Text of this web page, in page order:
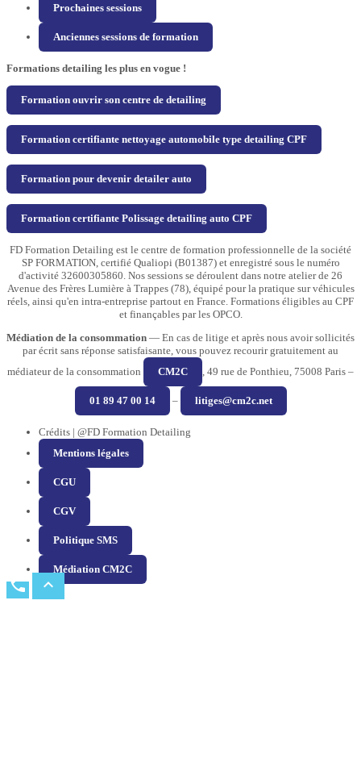
Prochaines sessions
Anciennes sessions de formation
Formations detailing les plus en vogue !
Formation ouvrir son centre de detailing
Formation certifiante nettoyage automobile type detailing CPF
Formation pour devenir detailer auto
Formation certifiante Polissage detailing auto CPF
FD Formation Detailing est le centre de formation professionnelle de la société
SP FORMATION, certifié Qualiopi (B01387) et enregistré sous le numéro
d'activité 32600305860. Nos sessions se déroulent dans notre atelier de 26
Avenue des Frères Lumière à Trappes (78), équipé pour la pratique sur véhicules
réels, ainsi qu'en intra-entreprise partout en France. Formations éligibles au CPF
et finançables par les OPCO.
Médiation de la consommation — En cas de litige et après nous avoir sollicités
par écrit sans réponse satisfaisante, vous pouvez recourir gratuitement au
médiateur de la consommation
CM2C , 49 rue de Ponthieu, 75008 Paris –
01 89 47 00 14 – litiges@cm2c.net
Crédits | @FD Formation Detailing
Mentions légales
CGU
CGV
Politique SMS
Médiation CM2C
phone expand_less